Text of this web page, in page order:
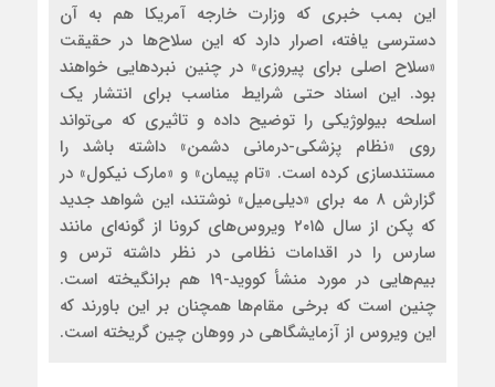
این بمب خبری که وزارت خارجه آمریکا هم به آن
دسترسی یافته، اصرار دارد که این سلاح‌ها در حقیقت
«سلاح اصلی برای پیروزی» در چنین نبردهایی خواهند
بود. این اسناد حتی شرایط مناسب برای انتشار یک
اسلحه بیولوژیکی را توضیح داده و تاثیری که می‌تواند
روی «نظام پزشکی-درمانی دشمن» داشته باشد را
مستندسازی کرده است. «تام پیمان» و «مارک نیکول» در
گزارش ۸ مه ‌برای «دیلی‌میل» نوشتند، این شواهد جدید
که پکن از سال ۲۰۱۵ ویروس‌های کرونا از گونه‌ای مانند
سارس را در اقدامات نظامی در نظر داشته ترس و
بیم‌هایی در مورد منشأ کووید-۱۹ هم برانگیخته است.
چنین است که برخی مقام‌ها همچنان بر این باورند که
این ویروس از آزمایشگاهی در ووهان چین گریخته است.